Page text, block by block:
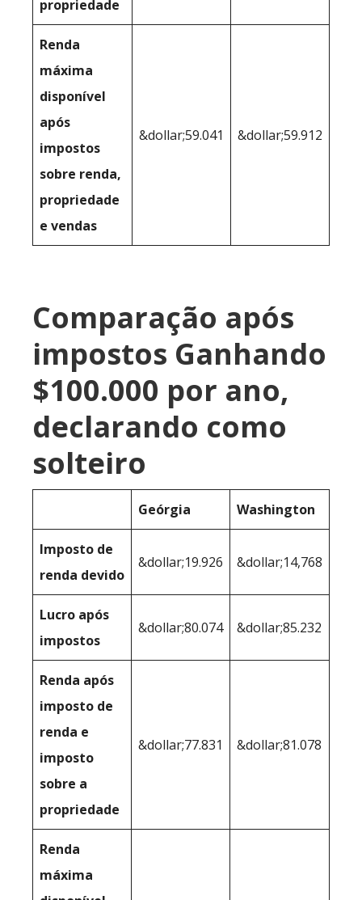
propriedade
Renda
máxima
disponível
após
impostos
sobre renda,
propriedade
e vendas
&dollar;59.041 &dollar;59.912
Comparação após
impostos Ganhando
$100.000 por ano,
declarando como
solteiro
Geórgia Washington
Imposto de
renda devido
&dollar;19.926 &dollar;14,768
Lucro após
impostos
&dollar;80.074 &dollar;85.232
Renda após
imposto de
renda e
imposto
sobre a
propriedade
&dollar;77.831 &dollar;81.078
Renda
máxima